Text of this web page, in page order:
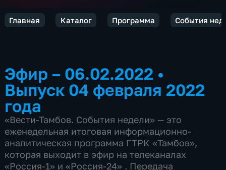
Главная Каталог Программа События
Эфир – 06.02.2022 •
Выпуск 04 февраля 2022
года
«Вести-Тамбов. События недели» — это
еженедельная итоговая информационно-
аналитическая программа ГТРК «Тамбов»,
которая выходит в эфир на телеканалах
«Россия-1» и «Россия-24» . Передача